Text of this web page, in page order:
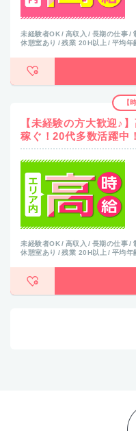
未経験者OK 高収入 長期の仕事
休憩室あり
残業 20H以上 平均年
【
【未経験の方大歓迎♪
稼ぐ！20代多数活躍中
未経験者OK 高収入 長期の仕事
休憩室あり
残業 20H以上 平均年